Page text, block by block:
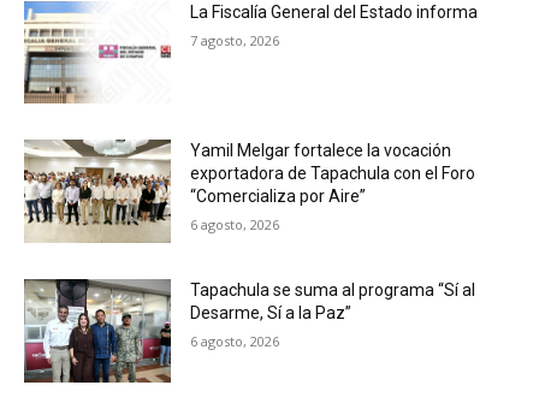
La Fiscalía General del Estado informa
7 agosto, 2026
Yamil Melgar fortalece la vocación
exportadora de Tapachula con el Foro
“Comercializa por Aire”
6 agosto, 2026
Tapachula se suma al programa “Sí al
Desarme, Sí a la Paz”
6 agosto, 2026